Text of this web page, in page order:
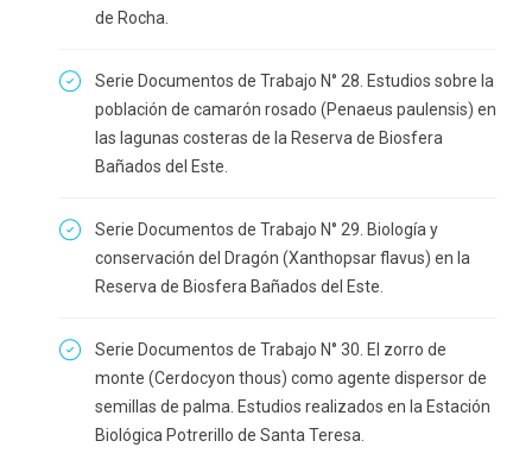
de Rocha.
Serie Documentos de Trabajo N° 28. Estudios sobre la
población de camarón rosado (Penaeus paulensis) en
las lagunas costeras de la Reserva de Biosfera
Bañados del Este.
Serie Documentos de Trabajo N° 29. Biología y
conservación del Dragón (Xanthopsar flavus) en la
Reserva de Biosfera Bañados del Este.
Serie Documentos de Trabajo N° 30. El zorro de
monte (Cerdocyon thous) como agente dispersor de
semillas de palma. Estudios realizados en la Estación
Biológica Potrerillo de Santa Teresa.